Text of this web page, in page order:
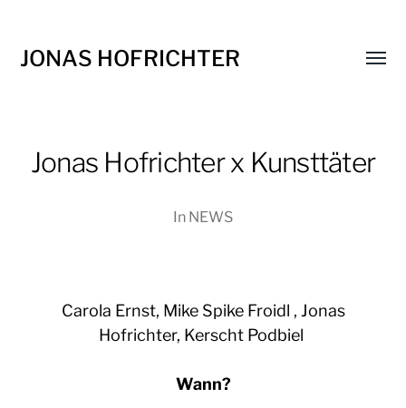
JONAS HOFRICHTER
Menü
Jonas Hofrichter x Kunsttäter
In NEWS
Carola Ernst, Mike Spike Froidl , Jonas
Hofrichter, Kerscht Podbiel
Wann?